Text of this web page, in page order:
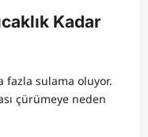
Kadar
fazla sulama oluyor.
çürümeye neden